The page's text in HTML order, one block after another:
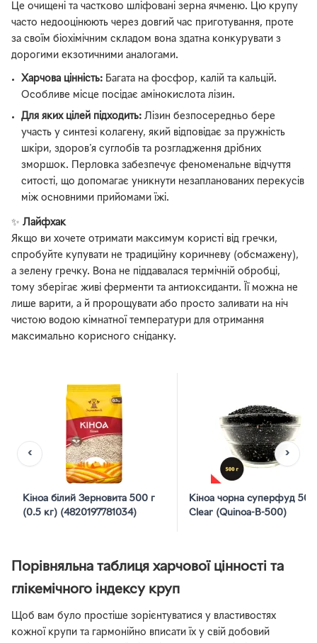
Це очищені та частково шліфовані зерна ячменю. Цю крупу
часто недооцінюють через довгий час приготування, проте
за своїм біохімічним складом вона здатна конкурувати з
дорогими екзотичними аналогами.
Харчова цінність: Багата на фосфор, калій та кальцій.
Особливе місце посідає амінокислота лізин.
Для яких цілей підходить: Лізин безпосередньо бере
участь у синтезі колагену, який відповідає за пружність
шкіри, здоров'я суглобів та розгладження дрібних
зморшок. Перловка забезпечує феноменальне відчуття
ситості, що допомагає уникнути незапланованих перекусів
між основними прийомами їжі.
✨ Лайфхак
Якщо ви хочете отримати максимум користі від гречки,
спробуйте купувати не традиційну коричневу (обсмажену),
а зелену гречку. Вона не піддавалася термічній обробці,
тому зберігає живі ферменти та антиоксиданти. Її можна не
лише варити, а й пророщувати або просто заливати на ніч
чистою водою кімнатної температури для отримання
максимально корисного сніданку.
‹
Кіноа білий Зерновита 500 г
(0.5 кг) (4820197781034)
Кіноа чорна суперфуд 500
Clear (Quinoa-B-500)
›
Порівняльна таблиця харчової цінності та
глікемічного індексу круп
Щоб вам було простіше зорієнтуватися у властивостях
кожної крупи та гармонійно вписати їх у свій добовий